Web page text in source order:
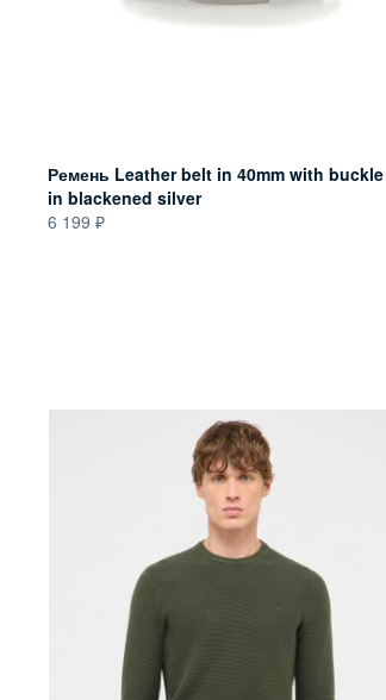
Ремень Leather belt in 40mm with buckle
in blackened silver
6 199